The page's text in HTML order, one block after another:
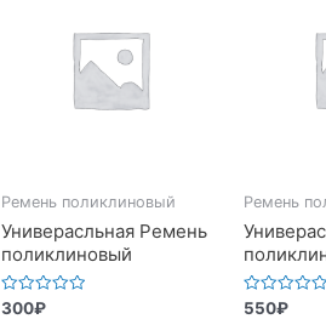
Ремень поликлиновый
Универасльная Ремень
поликлиновый
Оценка
300₽
Ремень
Оценка
550₽